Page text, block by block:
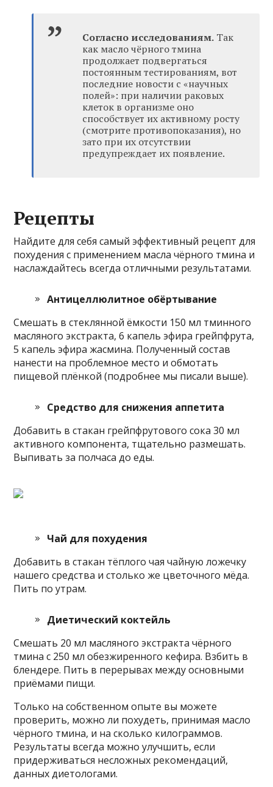
Согласно исследованиям. Так
как масло чёрного тмина
продолжает подвергаться
постоянным тестированиям, вот
последние новости с «научных
полей»: при наличии раковых
клеток в организме оно
способствует их активному росту
(смотрите противопоказания), но
зато при их отсутствии
предупреждает их появление.
Рецепты
Найдите для себя самый эффективный рецепт для
похудения с применением масла чёрного тмина и
наслаждайтесь всегда отличными результатами.
Антицеллюлитное обёртывание
Смешать в стеклянной ёмкости 150 мл тминного
масляного экстракта, 6 капель эфира грейпфрута,
5 капель эфира жасмина. Полученный состав
нанести на проблемное место и обмотать
пищевой плёнкой (подробнее мы писали выше).
Средство для снижения аппетита
Добавить в стакан грейпфрутового сока 30 мл
активного компонента, тщательно размешать.
Выпивать за полчаса до еды.
Чай для похудения
Добавить в стакан тёплого чая чайную ложечку
нашего средства и столько же цветочного мёда.
Пить по утрам.
Диетический коктейль
Смешать 20 мл масляного экстракта чёрного
тмина с 250 мл обезжиренного кефира. Взбить в
блендере. Пить в перерывах между основными
приёмами пищи.
Только на собственном опыте вы можете
проверить, можно ли похудеть, принимая масло
чёрного тмина, и на сколько килограммов.
Результаты всегда можно улучшить, если
придерживаться несложных рекомендаций,
данных диетологами.